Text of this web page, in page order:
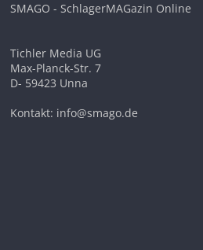
SMAGO - SchlagerMAGazin Online
Tichler Media UG
Max-Planck-Str. 7
D- 59423 Unna
Kontakt: info@smago.de